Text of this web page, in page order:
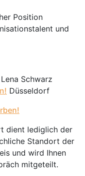
Position
und
Schwarz
Düsseldorf
dient lediglich der
Standort der
und wird Ihnen
mitgeteilt.